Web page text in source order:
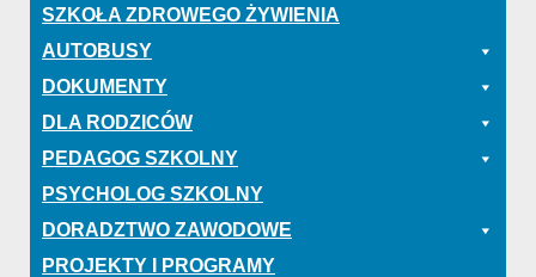
SZKOŁA ZDROWEGO ŻYWIENIA
AUTOBUSY
DOKUMENTY
DLA RODZICÓW
PEDAGOG SZKOLNY
PSYCHOLOG SZKOLNY
DORADZTWO ZAWODOWE
PROJEKTY I PROGRAMY